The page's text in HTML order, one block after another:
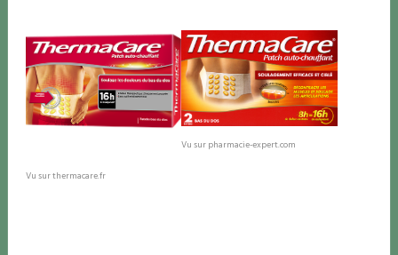
Vu sur thermacare.fr
Vu sur pharmacie-expert.com